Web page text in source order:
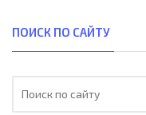
ПОИСК ПО САЙТУ